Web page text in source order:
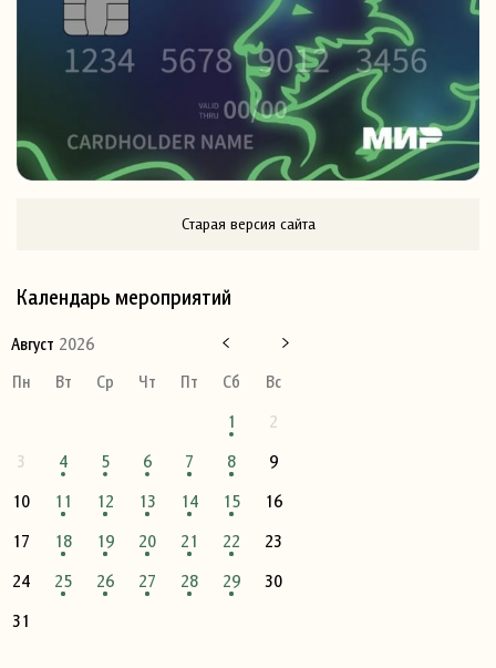
Старая версия сайта
Календарь мероприятий
Август 2026
Пн
Вт Ср Чт Пт Сб
Вс
1
2
3
4 5 6 7 8
9
10
11 12 13 14 15
16
17
18 19 20 21 22
23
24
25 26 27 28 29
30
31